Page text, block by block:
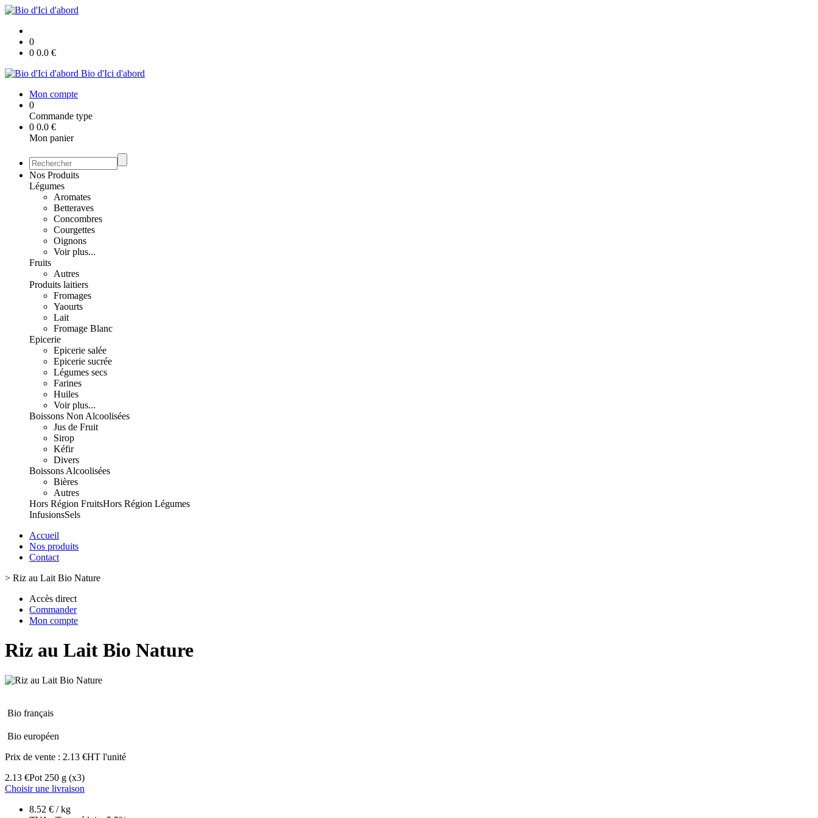
0
0 0.0 €
Bio d'Ici d'abord
Mon compte
0
Commande type
0 0.0 €
Mon panier
Nos Produits
Légumes
Aromates
Betteraves
Concombres
Courgettes
Oignons
Voir plus...
Fruits
Autres
Produits laitiers
Fromages
Yaourts
Lait
Fromage Blanc
Epicerie
Epicerie salée
Epicerie sucrée
Légumes secs
Farines
Huiles
Voir plus...
Boissons Non Alcoolisées
Jus de Fruit
Sirop
Kéfir
Divers
Boissons Alcoolisées
Bières
Autres
Hors Région FruitsHors Région Légumes
InfusionsSels
Accueil
Nos produits
Contact
> Riz au Lait Bio Nature
Accès direct
Commander
Mon compte
Riz au Lait Bio Nature
Bio français
Bio européen
Prix de vente : 2.13 €HT l'unité
2.13 €Pot 250 g (x3)
Choisir une livraison
8.52 € / kg